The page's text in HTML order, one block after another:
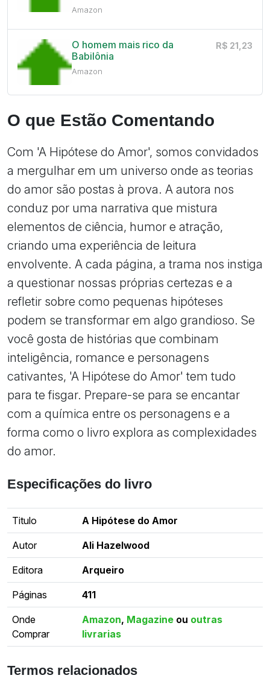
Amazon
O homem mais rico da
Babilônia
Amazon
R$ 21,23
O que Estão Comentando
Com 'A Hipótese do Amor', somos convidados
a mergulhar em um universo onde as teorias
do amor são postas à prova. A autora nos
conduz por uma narrativa que mistura
elementos de ciência, humor e atração,
criando uma experiência de leitura
envolvente. A cada página, a trama nos instiga
a questionar nossas próprias certezas e a
refletir sobre como pequenas hipóteses
podem se transformar em algo grandioso. Se
você gosta de histórias que combinam
inteligência, romance e personagens
cativantes, 'A Hipótese do Amor' tem tudo
para te fisgar. Prepare-se para se encantar
com a química entre os personagens e a
forma como o livro explora as complexidades
do amor.
Especificações do livro
Titulo A Hipótese do Amor
Autor Ali Hazelwood
Editora Arqueiro
Páginas 411
Onde
Comprar
Amazon, Magazine ou outras
livrarias
Termos relacionados